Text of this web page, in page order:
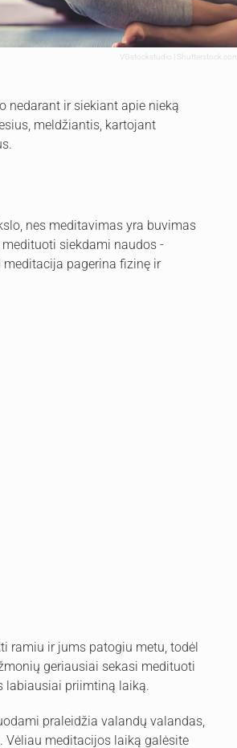
VGstockstudio | Shutterstock.com
nedarant ir siekiant apie nieką
meldžiantis, kartojant
nes meditavimas yra buvimas
siekdami naudos -
pagerina fizinę ir
ramiu ir jums patogiu metu, todėl
geriausiai sekasi medituoti
labiausiai priimtiną laiką.
praleidžia valandų valandas,
Vėliau meditacijos laiką galėsite